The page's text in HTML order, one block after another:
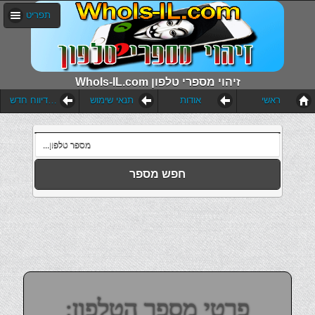
WhoIs-IL.com זיהוי מספרי טלפון
תפריט
הוסף דיווח חדש תנאי שימוש אודות ראשי
חפש מספר
פרטי מספר הטלפון: